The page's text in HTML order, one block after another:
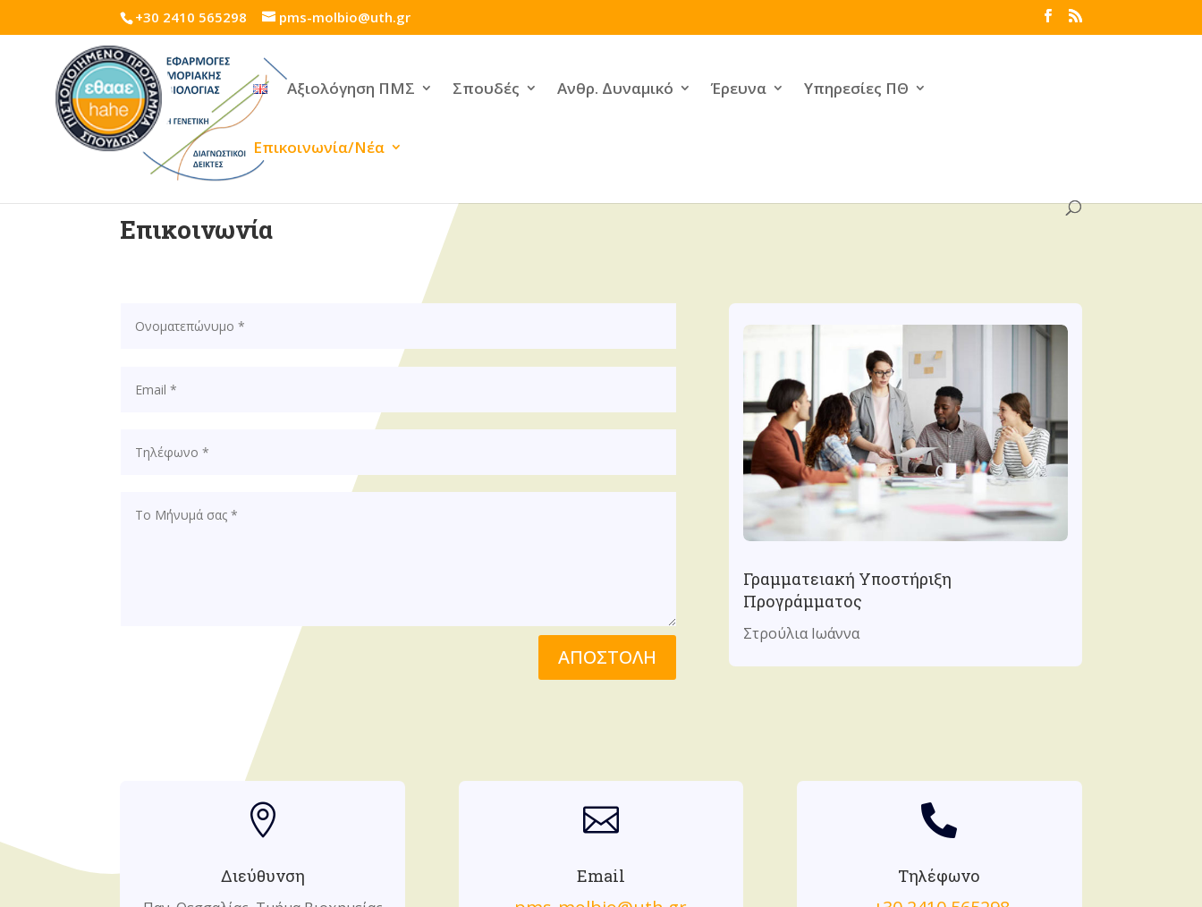
+30 2410 565298 pms-molbio@uth.gr
Αξιολόγηση ΠΜΣ Σπουδές Ανθρ. Δυναμικό Έρευνα Υπηρεσίες ΠΘ
Επικοινωνία/Νέα
Επικοινωνία
ΑΠΟΣΤΟΛΗ
Γραμματειακή Υποστήριξη
Προγράμματος
Στρούλια Ιωάννα

Διεύθυνση

Email

Τηλέφωνο